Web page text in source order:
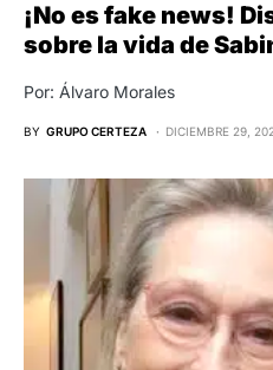
¡No es fake news!
sobre la vida de
Por: Álvaro Morales
BY GRUPO CERTEZA DICIEMBRE 29,